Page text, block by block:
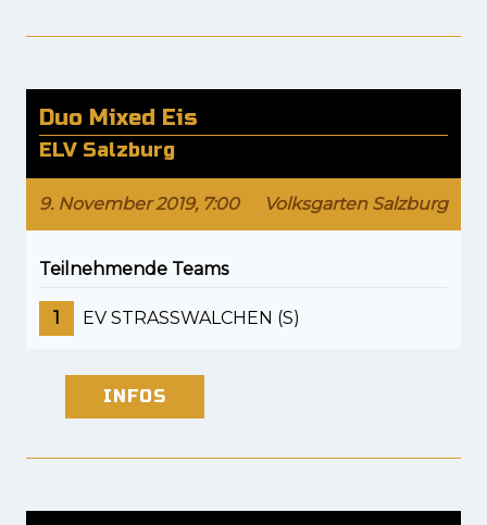
Duo Mixed Eis
ELV Salzburg
9. November 2019, 7:00 Volksgarten Salzburg
Teilnehmende Teams
1 EV STRASSWALCHEN (S)
INFOS